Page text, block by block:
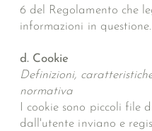
6 del Regolamento che
informazioni in questione.
d. Cookie
Definizioni,
normativa
I cookie sono piccoli file
dall'utente inviano e